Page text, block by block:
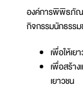
องค์การพิพิธภัณ
กิจกรรมนักธรร
เพื่อให้เย
เพื่อสร้า
เยาวชน